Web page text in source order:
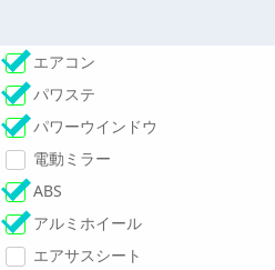
エアコン
パワステ
パワーウインドウ
電動ミラー
ABS
アルミホイール
エアサスシート